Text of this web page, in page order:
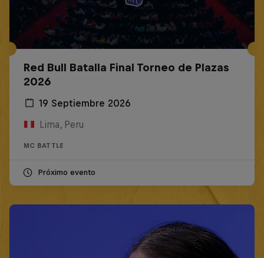
Red Bull Batalla Final Torneo de Plazas
2026
19 Septiembre 2026
Lima, Peru
MC BATTLE
Próximo evento